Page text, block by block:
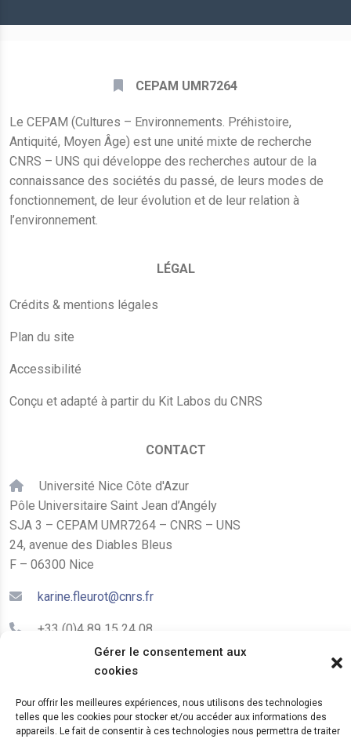
Gérer le consentement aux
cookies
Pour offrir les meilleures expériences, nous utilisons des technologies
telles que les cookies pour stocker et/ou accéder aux informations des
appareils. Le fait de consentir à ces technologies nous permettra de traiter
CEPAM UMR7264
Le CEPAM (Cultures – Environnements. Préhistoire,
Antiquité, Moyen Âge) est une unité mixte de recherche
CNRS – UNS qui développe des recherches autour de la
connaissance des sociétés du passé, de leurs modes de
fonctionnement, de leur évolution et de leur relation à
l’environnement.
LÉGAL
Crédits & mentions légales
Plan du site
Accessibilité
Conçu et adapté à partir du Kit Labos du CNRS
CONTACT
Université Nice Côte d'Azur
Pôle Universitaire Saint Jean d’Angély
SJA 3 – CEPAM UMR7264 – CNRS – UNS
24, avenue des Diables Bleus
F – 06300 Nice
karine.fleurot@cnrs.fr
+33 (0)4 89 15 24 08
LE CEPAM EST HÉBERGÉ PAR